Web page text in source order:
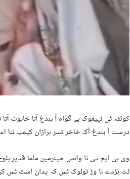
کوئٹہ ٹی ٹہیفوک بے گواہ آ بندغ آتا خاہوت
درست آ بندغ آک خاخر تسر ہراڑان کیمپ
وی بی ایم پی نا وائس چیئرمین ماما قدیر
ئٹ ہڑدے نا وڑ تولوک ئس کہ پدان اسٹ ئس